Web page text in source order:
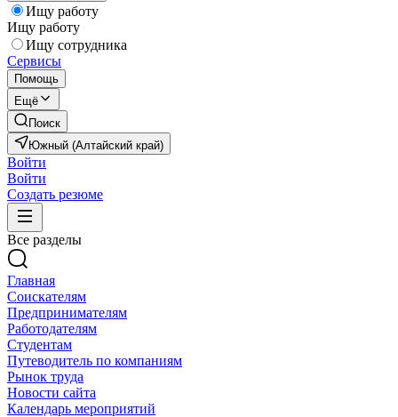
Ищу работу
Ищу работу
Ищу сотрудника
Сервисы
Помощь
Ещё
Поиск
Южный (Алтайский край)
Войти
Войти
Создать резюме
Все разделы
Главная
Соискателям
Предпринимателям
Работодателям
Студентам
Путеводитель по компаниям
Рынок труда
Новости сайта
Календарь мероприятий